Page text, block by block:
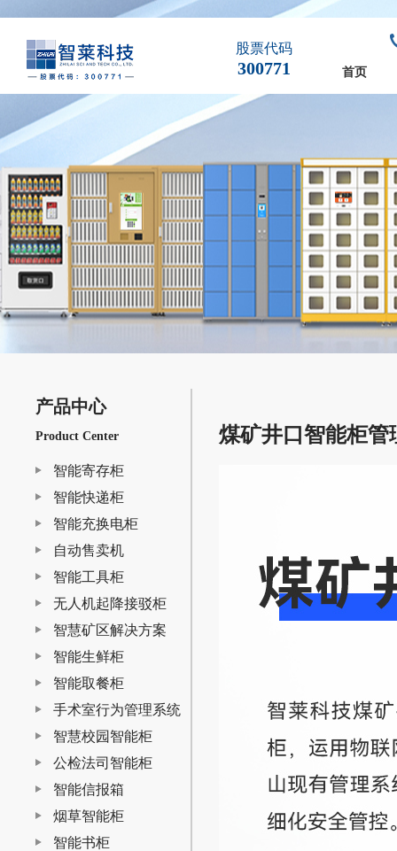
股票代码
300771 首页
产品中心
Product Center
智能寄存柜
智能快递柜
智能充换电柜
自动售卖机
智能工具柜
无人机起降接驳柜
智慧矿区解决方案
智能生鲜柜
智能取餐柜
手术室行为管理系统
智慧校园智能柜
公检法司智能柜
智能信报箱
烟草智能柜
智能书柜
煤矿井口智能柜管